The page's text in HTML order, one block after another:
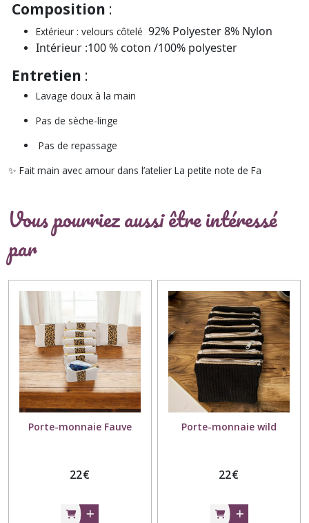
Composition :
Extérieur : velours côtelé 92% Polyester 8% Nylon
Intérieur :100 % coton /100% polyester
Entretien :
Lavage doux à la main
Pas de sèche-linge
Pas de repassage
✨ Fait main avec amour dans l’atelier La petite note de Fa
Vous pourriez aussi être intéressé
par
Porte-monnaie Fauve
22€
Porte-monnaie wild
22€